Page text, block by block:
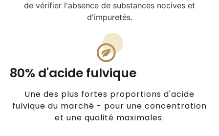
de vérifier l'absence de substances nocives et
d'impuretés.
80% d'acide fulvique
Une des plus fortes proportions d'acide
fulvique du marché - pour une concentration
et une qualité maximales.